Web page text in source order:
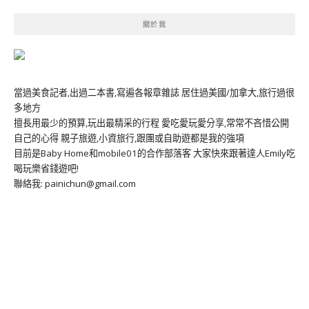
關於我
當過美食記者,出過二本書,寫遍各報章雜誌 居住過美國/加拿大,旅行過很
多地方
擅長用最少的預算,玩出最精采的行程 愛吃愛玩愛分享,常常不吝惜公開
自己的心得 親子旅遊,小資旅行,跟團或自助遊都是我的強項
目前是Baby Home和mobile01的合作部落客 大家快來跟著達人Emily吃
喝玩樂省錢遊吧!
聯絡我: painichun@gmail.com